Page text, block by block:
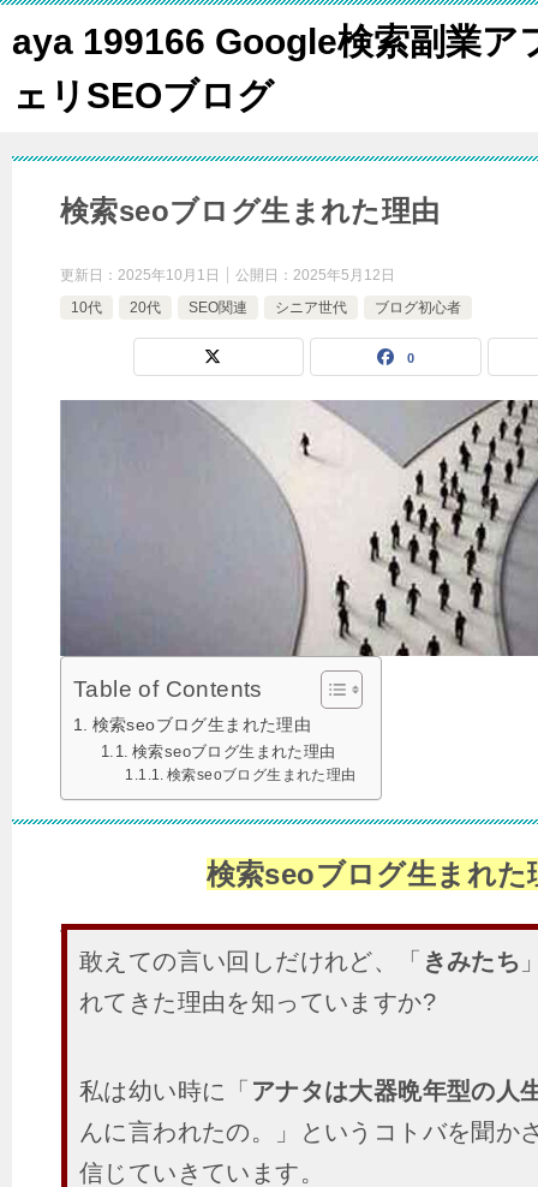
aya 199166 Google検索副業ア
ェリSEOブログ
検索seoブログ生まれた理由
更新日： 2025年10月1日 公開日： 2025年5月12日
10代
20代 SEO関連 シニア世代 ブログ初心者
0
Table of Contents
検索seoブログ生まれた理由
検索seoブログ生まれた理由
検索seoブログ生まれた理由
検索seoブログ生まれた
敢えての言い回しだけれど、「 きみたち
れてきた理由を知っていますか?
私は幼い時に「 アナタは大器晩年型の人
んに言われたの。」というコトバを聞か
信じていきています。